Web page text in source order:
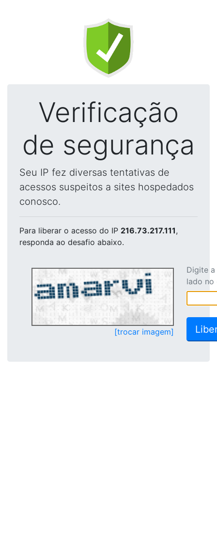
Verificação
de segurança
Seu IP fez diversas tentativas de
acessos suspeitos a sites hospedados
conosco.
Para liberar o acesso do IP 216.73.217.111,
responda ao desafio abaixo.
[trocar imagem]
Digite
lado no